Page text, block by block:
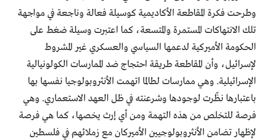
وطرحت فكرة المقاطعة الأكاديمية كوسيلة فعالة وناجعة في مواجهة
تلك الانتهاكات المستمرة والمتسعة، كما اعتبرت وسيلة ضغط على
الحكومة الأميركية لدعمها السياسي والعسكري غير المشروط
لإسرائيل، وأن المقاطعة طريقة احتجاج ضد الممارسات الكولونيالية
الإسرائيلية. وهي ممارسات لطالما اتهمت الأنثروبولوجيا نفسها بها
باعتبارها نظّرت لوجودها وشرعنته في ظل العهد الاستعماري. وهي
فرصة للتخلص من هذه التهمة ومن أي إرث يخصها، كما هي فرصة
لإظهار تضامن الأنثروبولوجيين الأميركان مع زملائهم في فلسطين